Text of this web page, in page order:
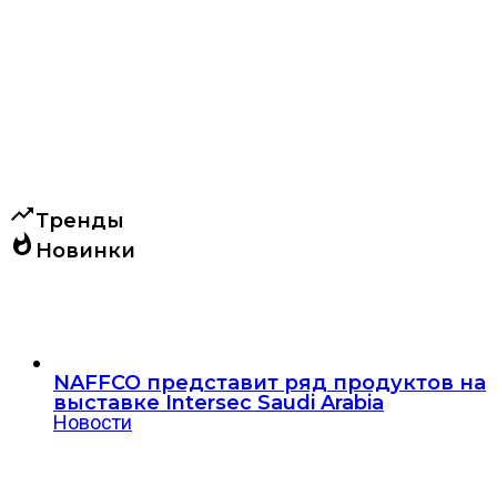
trending_upТренды
whatshot Новинки
NAFFCO представит ряд продуктов на
выставке Intersec Saudi Arabia
Новости